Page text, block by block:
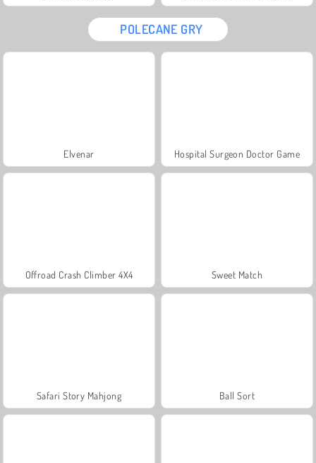
POLECANE GRY
Elvenar Hospital Surgeon Doctor Game
Offroad Crash Climber 4X4 Sweet Match
Safari Story Mahjong Ball Sort